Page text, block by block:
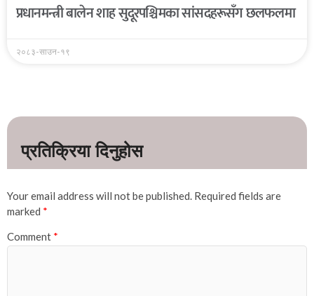
प्रधानमन्त्री बालेन शाह सुदूरपश्चिमका सांसदहरूसँग छलफलमा
२०८३-साउन-१९
Your email address will not be published. Required fields are
marked *
Comment *